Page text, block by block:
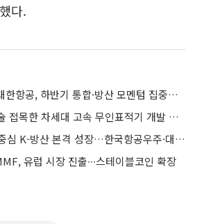
다.
한화투자증권 "대한항공, 하반기 통합·방산 모멘텀 집중…업종 내 최선호주"
대한항공, AI 기술 접목한 차세대 고속 무인표적기 개발 속도 낸다
유안타 “KF-21 중심 K-방산 본격 성장…한국항공우주·대한항공 최선호주”
유럽 시장 진출∙∙∙스테이블코인 확장